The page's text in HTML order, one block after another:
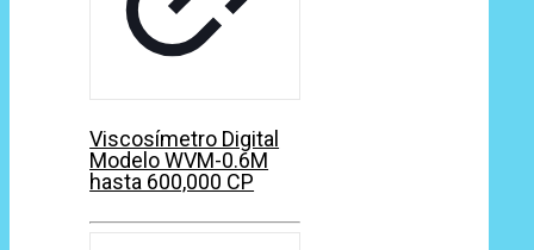
Viscosímetro Digital
Modelo WVM-0.6M
hasta 600,000 CP